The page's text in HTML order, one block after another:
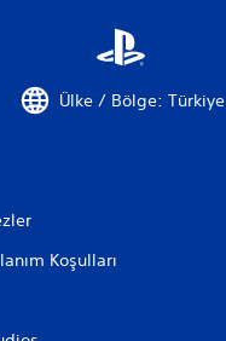
Ülke / Bölge: Türkiye
Koşulları